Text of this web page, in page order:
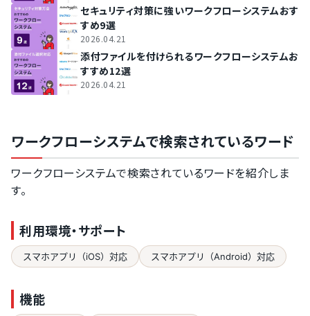
セキュリティ対策に強いワークフローシステムおす
すめ9選
2026.04.21
添付ファイルを付けられるワークフローシステムお
すすめ12選
2026.04.21
ワークフローシステムで検索されているワード
ワークフローシステムで検索されているワードを紹介しま
す。
利用環境・サポート
スマホアプリ（iOS）対応 スマホアプリ（Android）対応
機能